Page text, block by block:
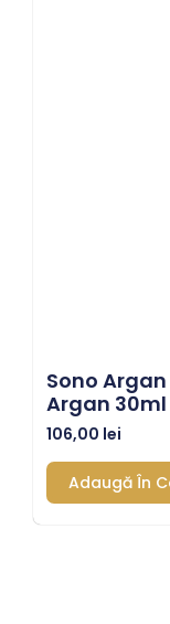
Sono Argan
Argan 30ml
106,00 lei
Adaugă În